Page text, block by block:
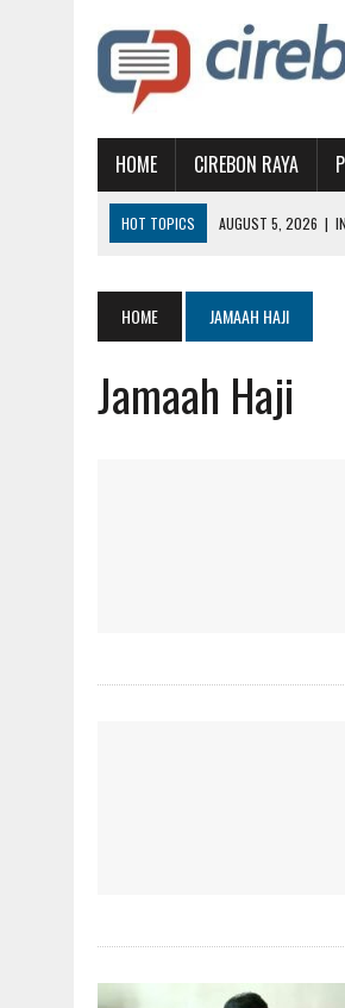
HOME CIREBON RAYA
HOT TOPICS AUGUST 3, 2026 |
AUGUST 7, 2026 | SAMBUT HUT
AUGUST 5, 2026
INGATKAN
HOME JAMAAH HAJI
Jamaah Haji